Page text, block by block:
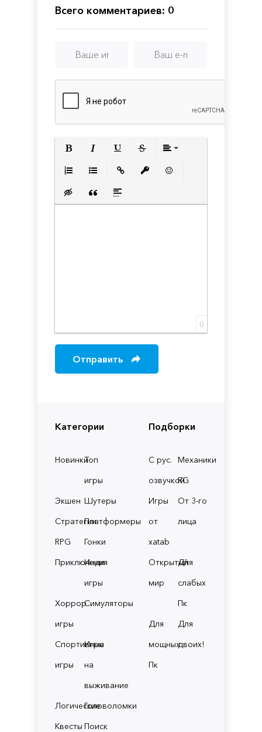
Категории
НовинкиТоп
игры
Экшен Шутеры
СтратегииПлатформеры
RPG
Гонки
Приключения
Инди
игры
Хоррор
игры
Симуляторы
Спортивные
игры
Игры
на
выживание
ЛогическиеГоловоломки
Квесты Поиск
Подборки
С рус.
озвучкой
Механики
RG
Игры
от
xatab
От 3-го
лица
Открытый
мир
Для
слабых
Пк
Для
мощных
Пк
Для
двоих!
Всего комментариев: 0
Вставка скрытого текста
Вставка цитаты
Вставка спойлера
0
Отправить